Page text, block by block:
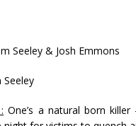
Seeley & Josh Emmons
Seeley
One’s a natural born